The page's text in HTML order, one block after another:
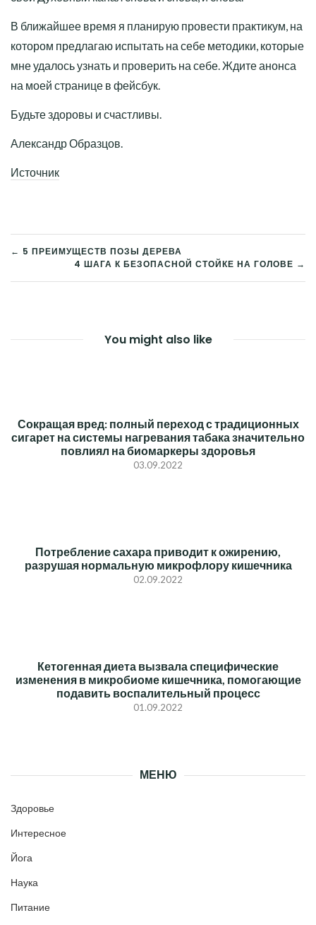
В ближайшее время я планирую провести практикум, на
котором предлагаю испытать на себе методики, которые
мне удалось узнать и проверить на себе. Ждите анонса
на моей странице в фейсбук.
Будьте здоровы и счастливы.
Александр Образцов.
Источник
НАВИГАЦИЯ
ЗАПИСЯМ
← 5 ПРЕИМУЩЕСТВ ПОЗЫ ДЕРЕВА
4 ШАГА К БЕЗОПАСНОЙ СТОЙКЕ НА ГОЛОВЕ →
You might also like
Сокращая вред: полный переход с традиционных
сигарет на системы нагревания табака значительно
повлиял на биомаркеры здоровья
03.09.2022
Потребление сахара приводит к ожирению,
разрушая нормальную микрофлору кишечника
02.09.2022
Кетогенная диета вызвала специфические
изменения в микробиоме кишечника, помогающие
подавить воспалительный процесс
01.09.2022
МЕНЮ
Здоровье
Интересное
Йога
Наука
Питание